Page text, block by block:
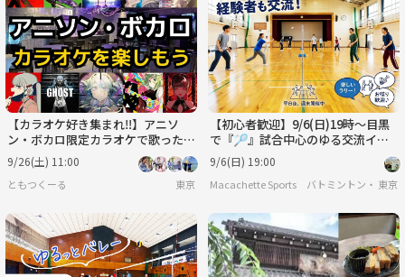
【カラオケ好き集まれ‼️】アニソ
ン・ボカロ限定カラオケで歌ったり
友達作り✨【20代30代】【新規大
歓迎🎤】
9/26(土) 11:00
ともつくーる 東京
【初心者歓迎】9/6(日)19時〜目黒
で『🏸』試合中心のゆる交流イベ
ント！お一人様・日曜日の夜のリフ
レッシュに♪
9/6(日) 19:00
Macachette Sports バトミントン・フッ
東京